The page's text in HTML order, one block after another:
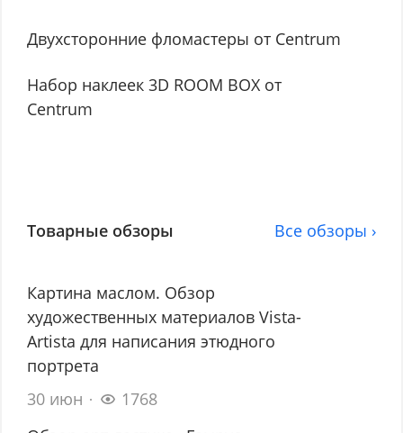
Двухсторонние фломастеры от Centrum
Набор наклеек 3D ROOM BOX от
Centrum
Товарные обзоры Все обзоры ›
Картина маслом. Обзор
художественных материалов Vista-
Artista для написания этюдного
портрета
30 июн
1768